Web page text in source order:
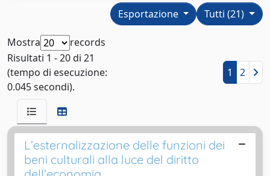
Tutti (21)
Esportazione
Mostra
records
Risultati 1 - 20 di 21
(tempo di esecuzione:
0.045 secondi).
1 2
L’esternalizzazione delle funzioni dei
beni culturali alla luce del diritto